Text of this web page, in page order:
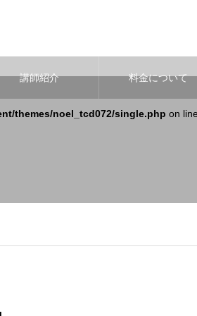
講師紹介 料金について
themes/noel_tcd072/single.php on line